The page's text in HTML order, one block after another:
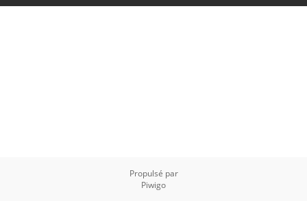
Propulsé par
Piwigo